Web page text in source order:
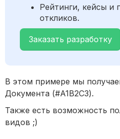
Рейтинги, кейсы и
откликов.
Заказать разработку
В этом примере мы
Документа (#A1B2C3).
Также есть возможность
видов ;)